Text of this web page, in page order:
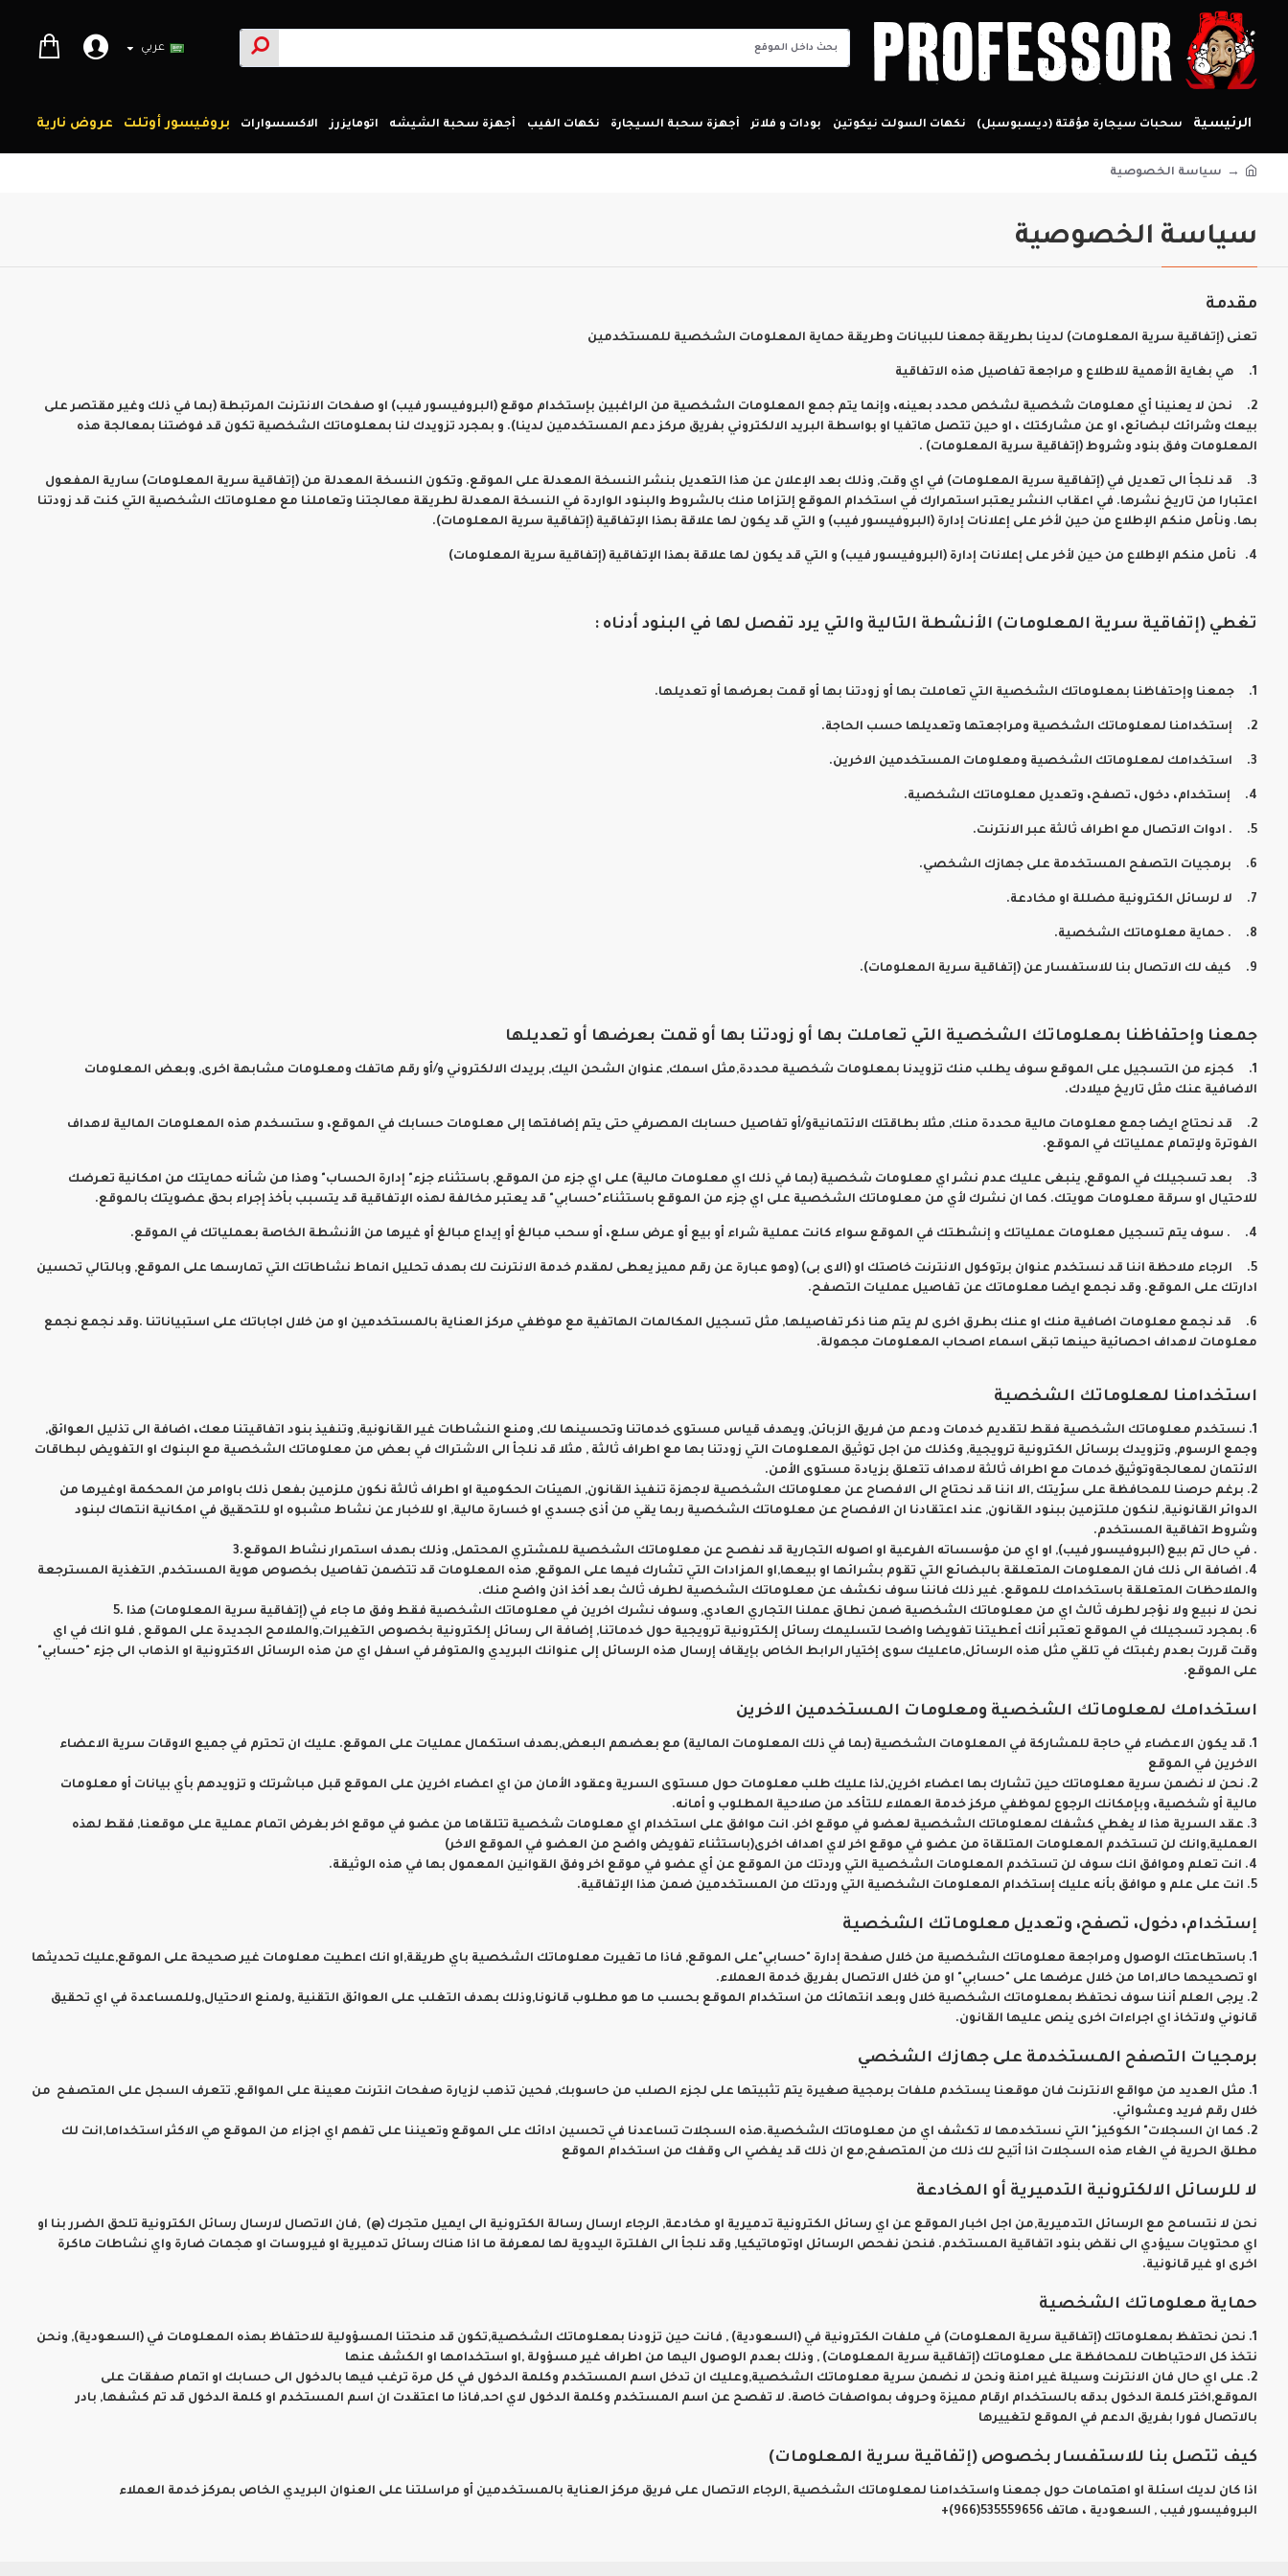
عربي
الرئيسية سحبات سيجارة مؤقتة (ديسبوسبل) نكهات السولت نيكوتين بودات و فلاتر أجهزة سحبة السيجارة نكهات الفيب أجهزة سحبة الشيشه اتومايزرز الاكسسوارات بروفيسور أوتلت عروض نارية
سياسة الخصوصية
سياسة الخصوصية
مقدمة
تعنى (إتفاقية سرية المعلومات) لدينا بطريقة جمعنا للبيانات وطريقة حماية المعلومات الشخصية للمستخدمين
1. هي بغاية الأهمية للاطلاع و مراجعة تفاصيل هذه الاتفاقية
2. نحن لا يعنينا أي معلومات شخصية لشخص محدد بعينه، وإنما يتم جمع المعلومات الشخصية من الراغبين بإستخدام موقع (البروفيسور فيب) او صفحات الانترنت المرتبطة (بما في ذلك وغير مقتصر على
بيعك وشرائك لبضائع، او عن مشاركتك ، او حين تتصل هاتفيا او بواسطة البريد الالكتروني بفريق مركز دعم المستخدمين لدينا). و بمجرد تزويدك لنا بمعلوماتك الشخصية تكون قد فوضتنا بمعالجة هذه
المعلومات وفق بنود وشروط (إتفاقية سرية المعلومات) .
3. قد نلجأ الى تعديل في (إتفاقية سرية المعلومات) في اي وقت, وذلك بعد الإعلان عن هذا التعديل بنشر النسخة المعدلة على الموقع. وتكون النسخة المعدلة من (إتفاقية سرية المعلومات) سارية المفعول
اعتبارا من تاريخ نشرها. في اعقاب النشر يعتبر استمرارك في استخدام الموقع إلتزاما منك بالشروط والبنود الواردة في النسخة المعدلة لطريقة معالجتنا وتعاملنا مع معلوماتك الشخصية التي كنت قد زودتنا
بها. ونأمل منكم الإطلاع من حين لأخر على إعلانات إدارة (البروفيسور فيب) و التي قد يكون لها علاقة بهذا الإتفاقية (إتفاقية سرية المعلومات).
4. نأمل منكم الإطلاع من حين لأخر على إعلانات إدارة (البروفيسور فيب) و التي قد يكون لها علاقة بهذا الإتفاقية (إتفاقية سرية المعلومات)
تغطي (إتفاقية سرية المعلومات) الأنشطة التالية والتي يرد تفصل لها في البنود أدناه :
1. جمعنا وإحتفاظنا بمعلوماتك الشخصية التي تعاملت بها أو زودتنا بها أو قمت بعرضها أو تعديلها.
2. إستخدامنا لمعلوماتك الشخصية ومراجعتها وتعديلها حسب الحاجة.
3. استخدامك لمعلوماتك الشخصية ومعلومات المستخدمين الاخرين.
4. إستخدام، دخول، تصفح، وتعديل معلوماتك الشخصية.
5. . ادوات الاتصال مع اطراف ثالثة عبر الانترنت.
6. برمجيات التصفح المستخدمة على جهازك الشخصي.
7. لا لرسائل الكترونية مضللة او مخادعة.
8. . حماية معلوماتك الشخصية.
9. كيف لك الاتصال بنا للاستفسار عن (إتفاقية سرية المعلومات).
جمعنا وإحتفاظنا بمعلوماتك الشخصية التي تعاملت بها أو زودتنا بها أو قمت بعرضها أو تعديلها
1. كجزء من التسجيل على الموقع سوف يطلب منك تزويدنا بمعلومات شخصية محددة,مثل اسمك, عنوان الشحن اليك, بريدك الالكتروني و/أو رقم هاتفك ومعلومات مشابهة اخرى, وبعض المعلومات
الاضافية عنك مثل تاريخ ميلادك.
2. قد نحتاج ايضا جمع معلومات مالية محددة منك, مثلا بطاقتك الائتمانيةو/أو تفاصيل حسابك المصرفي حتى يتم إضافتها إلى معلومات حسابك في الموقع، و ستسخدم هذه المعلومات المالية لاهداف
الفوترة ولإتمام عملياتك في الموقع.
3. بعد تسجيلك في الموقع, ينبغى عليك عدم نشر اي معلومات شخصية (بما في ذلك اي معلومات مالية) على اي جزء من الموقع, باستثناء جزء" إدارة الحساب" وهذا من شأنه حمايتك من امكانية تعرضك
للاحتيال او سرقة معلومات هويتك. كما ان نشرك لأي من معلوماتك الشخصية على اي جزء من الموقع باستثناء"حسابي" قد يعتبر مخالفة لهذه الإتفاقية قد يتسبب بأخذ إجراء بحق عضويتك بالموقع.
4. . سوف يتم تسجيل معلومات عملياتك و إنشطتك في الموقع سواء كانت عملية شراء أو بيع أو عرض سلع، أو سحب مبالغ أو إيداع مبالغ أو غيرها من الأنشطة الخاصة بعملياتك في الموقع.
5. الرجاء ملاحظة اننا قد نستخدم عنوان برتوكول الانترنت خاصتك او (الاى بى) (وهو عبارة عن رقم مميز يعطى لمقدم خدمة الانترنت لك بهدف تحليل انماط نشاطاتك التي تمارسها على الموقع, وبالتالي تحسين
ادارتك على الموقع. وقد نجمع ايضا معلوماتك عن تفاصيل عمليات التصفح.
6. قد نجمع معلومات اضافية منك او عنك بطرق اخرى لم يتم هنا ذكر تفاصيلها, مثل تسجيل المكالمات الهاتفية مع موظفي مركز العناية بالمستخدمين او من خلال اجاباتك على استبياناتنا .وقد نجمع نجمع
معلومات لاهداف احصائية حينها تبقى اسماء اصحاب المعلومات مجهولة.
استخدامنا لمعلوماتك الشخصية
1. نستخدم معلوماتك الشخصية فقط لتقديم خدمات ودعم من فريق الزبائن, ويهدف قياس مستوى خدماتنا وتحسينها لك, ومنع النشاطات غير القانونية, وتنفيذ بنود اتفاقيتنا معك، اضافة الى تذليل العوائق,
وجمع الرسوم, وتزويدك برسائل الكترونية ترويجية, وكذلك من اجل توثيق المعلومات التي زودتنا بها مع اطراف ثالثة , مثلا قد نلجأ الى الاشتراك في بعض من معلوماتك الشخصية مع البنوك او التفويض لبطاقات
الائتمان لمعالجةوتوثيق خدمات مع اطراف ثالثة لاهداف تتعلق بزيادة مستوى الأمن.
2. برغم حرصنا للمحافظة على سرّيتك ,الا اننا قد نحتاج الى الافصاح عن معلوماتك الشخصية لاجهزة تنفيذ القانون, الهيئات الحكومية او اطراف ثالثة نكون ملزمين بفعل ذلك باوامر من المحكمة اوغيرها من
الدوائر القانونية, لنكون ملتزمين ببنود القانون, عند اعتقادنا ان الافصاح عن معلوماتك الشخصية ربما يقي من أذى جسدي او خسارة مالية, او للاخبار عن نشاط مشبوه او للتحقيق في امكانية انتهاك لبنود
وشروط اتفاقية المستخدم.
. في حال تم بيع (البروفيسور فيب), او اي من مؤسساته الفرعية او اصوله التجارية قد نفصح عن معلوماتك الشخصية للمشتري المحتمل, وذلك بهدف استمرار نشاط الموقع.3
4. اضافة الى ذلك فان المعلومات المتعلقة بالبضائع التي تقوم بشرائها او بيعها,او المزادات التي تشارك فيها على الموقع, هذه المعلومات قد تتضمن تفاصيل بخصوص هوية المستخدم, التغذية المسترجعة
والملاحظات المتعلقة باستخدامك للموقع. غير ذلك فاننا سوف نكشف عن معلوماتك الشخصية لطرف ثالث بعد أخذ اذن واضح منك.
نحن لا نبيع ولا نؤجر لطرف ثالث اي من معلوماتك الشخصية ضمن نطاق عملنا التجاري العادي, وسوف نشرك اخرين في معلوماتك الشخصية فقط وفق ما جاء في (إتفاقية سرية المعلومات) هذا .5
6. بمجرد تسجيلك في الموقع تعتبر أنك أعطيتنا تفويضا واضحا لتسليمك رسائل إلكترونية ترويجية حول خدماتنا, إضافة الى رسائل إلكترونية بخصوص التغيرات,والملامح الجديدة على الموقع , فلو انك في اي
وقت قررت بعدم رغبتك في تلقي مثل هذه الرسائل,ماعليك سوى إختيار الرابط الخاص بإيقاف إرسال هذه الرسائل إلى عنوانك البريدي والمتوفر في اسفل اي من هذه الرسائل الاكترونية او الذهاب الى جزء "حسابي"
على الموقع.
استخدامك لمعلوماتك الشخصية ومعلومات المستخدمين الاخرين
1. قد يكون الاعضاء في حاجة للمشاركة في المعلومات الشخصية (بما في ذلك المعلومات المالية) مع بعضهم البعض,بهدف استكمال عمليات على الموقع. عليك ان تحترم في جميع الاوقات سرية الاعضاء
الاخرين في الموقع
2. نحن لا نضمن سرية معلوماتك حين تشارك بها اعضاء اخرين,لذا عليك طلب معلومات حول مستوى السرية وعقود الأمان من اي اعضاء اخرين على الموقع قبل مباشرتك و تزويدهم بأي بيانات أو معلومات
مالية أو شخصية، وبإمكانك الرجوع لموظفي مركز خدمة العملاء للتأكد من صلاحية المطلوب و أمانه.
3. عقد السرية هذا لا يغطي كشفك لمعلوماتك الشخصية لعضو في موقع اخر. انت موافق على استخدام اي معلومات شخصية تتلقاها من عضو في موقع اخر بغرض اتمام عملية على موقعنا, فقط لهذه
العملية,وانك لن تستخدم المعلومات المتلقاة من عضو في موقع اخر لاي اهداف اخرى(باستثناء تفويض واضح من العضو في الموقع الاخر)
4. انت تعلم وموافق انك سوف لن تستخدم المعلومات الشخصية التي وردتك من الموقع عن أي عضو في موقع اخر وفق القوانين المعمول بها في هذه الوثيقة.
5. انت على علم و موافق بأنه عليك إستخدام المعلومات الشخصية التي وردتك من المستخدمين ضمن هذا الإتفاقية.
إستخدام، دخول، تصفح، وتعديل معلوماتك الشخصية
1. باستطاعتك الوصول ومراجعة معلوماتك الشخصية من خلال صفحة إدارة "حسابي"على الموقع, فاذا ما تغيرت معلوماتك الشخصية باي طريقة,او انك اعطيت معلومات غير صحيحة على الموقع,عليك تحديثها
او تصحيحها حالا,اما من خلال عرضها على "حسابي" او من خلال الاتصال بفريق خدمة العملاء.
2. يرجى العلم أننا سوف نحتفظ بمعلوماتك الشخصية خلال وبعد انتهائك من استخدام الموقع بحسب ما هو مطلوب قانونا,وذلك بهدف التغلب على العوائق التقنية ,ولمنع الاحتيال,وللمساعدة في اي تحقيق
قانوني ولاتخاذ اي اجراءات اخرى ينص عليها القانون.
برمجيات التصفح المستخدمة على جهازك الشخصي
1. مثل العديد من مواقع الانترنت فان موقعنا يستخدم ملفات برمجية صغيرة يتم تثبيتها على لجزء الصلب من حاسوبك, فحين تذهب لزيارة صفحات انترنت معينة على المواقع, تتعرف السجل على المتصفح من
خلال رقم فريد وعشوائي.
2. كما ان السجلات" الكوكيز" التي نستخدمها لا تكشف اي من معلوماتك الشخصية.هذه السجلات تساعدنا في تحسين ادائك على الموقع وتعيننا على تفهم اي اجزاء من الموقع هي الاكثر استخداما,انت لك
مطلق الحرية في الغاء هذه السجلات اذا أتيح لك ذلك من المتصفح,مع ان ذلك قد يفضي الى وقفك من استخدام الموقع
لا للرسائل الالكترونية التدميرية أو المخادعة
نحن لا نتسامح مع الرسائل التدميرية,من اجل اخبار الموقع عن اي رسائل الكترونية تدميرية او مخادعة, الرجاء ارسال رسالة الكترونية الى ايميل متجرك (@) ,فان الاتصال لارسال رسائل الكترونية تلحق الضرر بنا او
اي محتويات سيؤدي الى نقض بنود اتفاقية المستخدم. فنحن نفحص الرسائل اوتوماتيكيا, وقد نلجأ الى الفلترة اليدوية لها لمعرفة ما اذا هناك رسائل تدميرية او فيروسات او هجمات ضارة واي نشاطات ماكرة
اخرى او غير قانونية.
حماية معلوماتك الشخصية
1. نحن نحتفظ بمعلوماتك (إتفاقية سرية المعلومات) في ملفات الكترونية في (السعودية) , فانت حين تزودنا بمعلوماتك الشخصية,تكون قد منحتنا المسؤولية للاحتفاظ بهذه المعلومات في (السعودية), ونحن
نتخذ كل الاحتياطات للمحافظة على معلوماتك (إتفاقية سرية المعلومات) , وذلك بعدم الوصول اليها من اطراف غير مسؤولة ,او استخدامها او الكشف عنها
2. على اي حال فان الانترنت وسيلة غير امنة ونحن لا نضمن سرية معلوماتك الشخصية,وعليك ان تدخل اسم المستخدم وكلمة الدخول في كل مرة ترغب فيها بالدخول الى حسابك او اتمام صفقات على
الموقع,اختر كلمة الدخول بدقه بالستخدام ارقام مميزة وحروف بمواصفات خاصة. لا تفصح عن اسم المستخدم وكلمة الدخول لاي احد,فاذا ما اعتقدت ان اسم المستخدم او كلمة الدخول قد تم كشفها, بادر
بالاتصال فورا بفريق الدعم في الموقع لتغييرها
كيف تتصل بنا للاستفسار بخصوص (إتفاقية سرية المعلومات)
اذا كان لديك اسئلة او اهتمامات حول جمعنا واستخدامنا لمعلوماتك الشخصية ,الرجاء الاتصال على فريق مركز العناية بالمستخدمين أو مراسلتنا على العنوان البريدي الخاص بمركز خدمة العملاء
البروفيسور فيب , السعودية ، هاتف 535559656(966)+